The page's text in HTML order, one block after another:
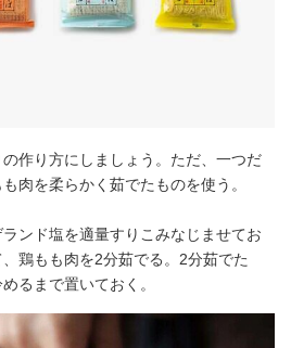
作り方にしましょう。ただ、一つだ
肉を柔らかく茹でたものを使う。
ンド塩を適量すりこみなじませてお
鶏もも肉を2分茹でる。2分茹でた
るまで置いておく。